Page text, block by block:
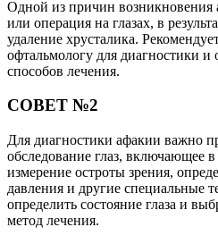
Одной из причин возникновения
или операция на глазах, в
удаление хрусталика.
офтальмологу для диагностики
способов лечения.
СОВЕТ №2
Для диагностики афакии важно
обследование глаз, включающее в
измерение остроты зрения,
давления и другие специальные
определить состояние глаза и
метод лечения.